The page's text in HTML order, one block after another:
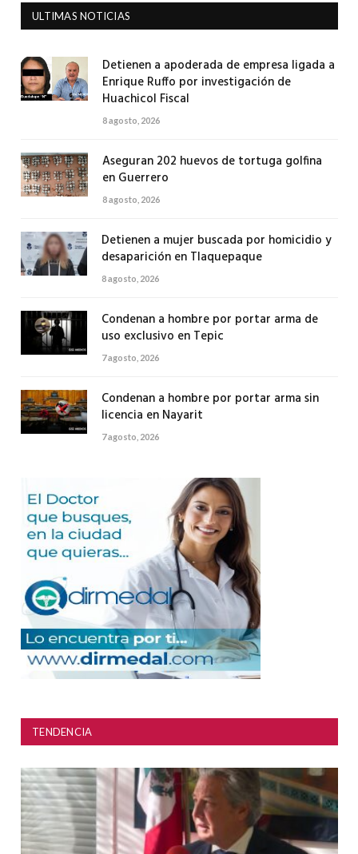
ULTIMAS NOTICIAS
Detienen a apoderada de empresa ligada a
Enrique Ruffo por investigación de
Huachicol Fiscal
8 agosto, 2026
Aseguran 202 huevos de tortuga golfina
en Guerrero
8 agosto, 2026
Detienen a mujer buscada por homicidio y
desaparición en Tlaquepaque
8 agosto, 2026
Condenan a hombre por portar arma de
uso exclusivo en Tepic
7 agosto, 2026
Condenan a hombre por portar arma sin
licencia en Nayarit
7 agosto, 2026
TENDENCIA